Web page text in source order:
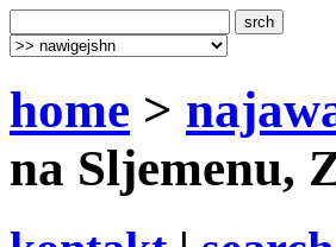
home >
na Sljemenu,